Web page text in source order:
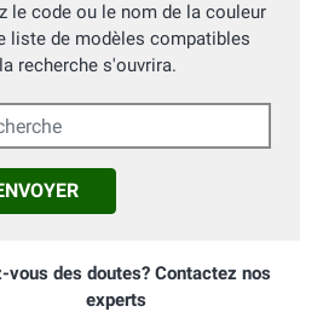
le code ou le nom de la couleur
liste de modèles compatibles
recherche s'ouvrira.
vous des doutes? Contactez nos
experts